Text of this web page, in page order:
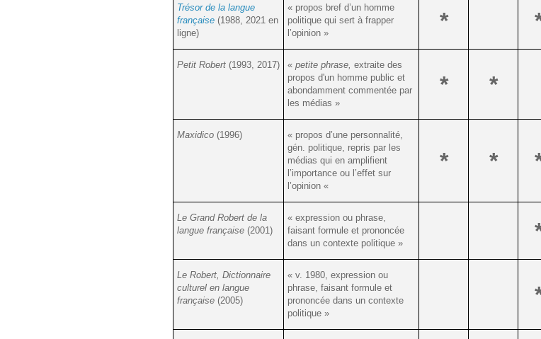
Trésor de la langue
française(1988, 2021 en
ligne)
« propos bref d’un homme
politique qui sert à frapper
l’opinion »
*
Petit Robert(1993, 2017) « petite phrase, extraite des
propos d'un homme public et
abondamment commentée par
les médias »
* *
Maxidico (1996)
« propos d’une personnalité,
gén. politique, repris par les
médias qui en amplifient
l’importance ou l’effet sur
l’opinion «
* *
Le Grand Robert de la
langue française (2001)
« expression ou phrase,
faisant formule et prononcée
dans un contexte politique »
Le Robert, Dictionnaire
culturel en langue
française(2005)
« v. 1980, expression ou
phrase, faisant formule et
prononcée dans un contexte
politique »